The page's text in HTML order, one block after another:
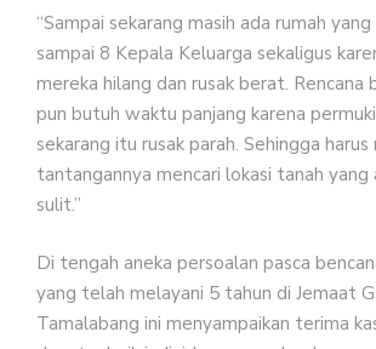
“Sampai sekarang masih ada rumah
sampai 8 Kepala Keluarga sekaligus
mereka hilang dan rusak berat. Rencana
pun butuh waktu panjang karena
sekarang itu rusak parah. Sehingga
tantangannya mencari lokasi tanah
sulit.”
Di tengah aneka persoalan pasca
yang telah melayani 5 tahun di Jemaat
Tamalabang ini menyampaikan terima